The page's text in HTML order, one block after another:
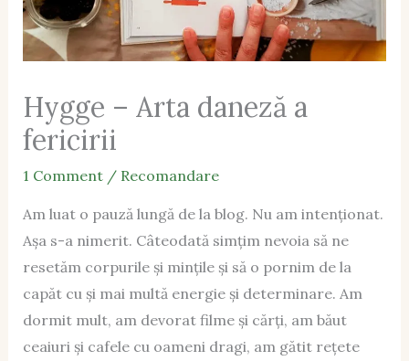
Hygge – Arta daneză a
fericirii
1 Comment / Recomandare
Am luat o pauză lungă de la blog. Nu am intenționat.
Așa s-a nimerit. Câteodată simțim nevoia să ne
resetăm corpurile și mințile și să o pornim de la
capăt cu și mai multă energie și determinare. Am
dormit mult, am devorat filme și cărți, am băut
ceaiuri și cafele cu oameni dragi, am gătit rețete